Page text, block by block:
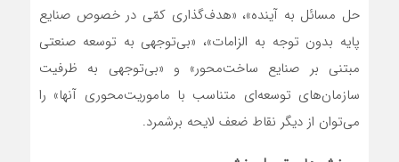
حل مسائل به آینده»، «هدف‌گذاری کمّی در خصوص صنایع
پایه بدون توجه به الزامات»، «بی‌‌‌توجهی به توسعه صنعتی
مبتنی ‌‌‌بر صنایع ساخت‌‌‌محور» و «بی‌توجهی به ظرفیت‌‌‌
سازمان‌های توسعه‌‌‌ای متناسب با ماموریت‌‌‌محوری آنها» را
می‌‌‌توان از دیگر نقاط ضعف لایحه برشمرد.